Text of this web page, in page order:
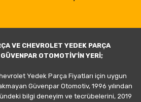
VE CHEVROLET YEDEK PARÇA
OTOMOTİV'İN YERİ;
Yedek Parça Fiyatları için uygun
Güvenpar Otomotiv, 1996 yılından
bilgi deneyim ve tecrübelerini, 2019